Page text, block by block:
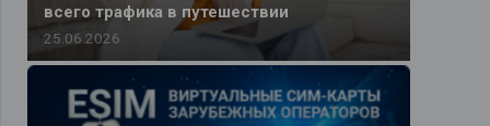
всего трафика в путешествии
25.06.2026